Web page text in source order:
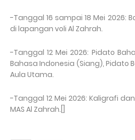
-Tanggal 16 sampai 18 Mei 2026:
di lapangan voli Al Zahrah.
-Tanggal 12 Mei 2026: Pidato
Bahasa Indonesia (Siang), Pidato
Aula Utama.
-Tanggal 12 Mei 2026: Kaligrafi
MAS Al Zahrah.[]